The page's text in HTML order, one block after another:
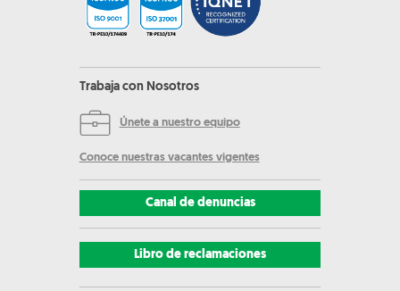
Trabaja con Nosotros
Únete a nuestro equipo
Conoce nuestras vacantes vigentes
Canal de denuncias
Libro de reclamaciones